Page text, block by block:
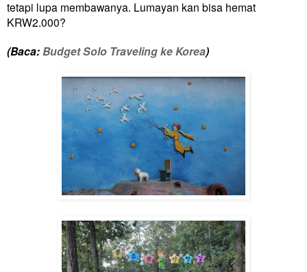
tetapi lupa membawanya. Lumayan kan bisa hemat
KRW2.000?
(Baca:Budget Solo Traveling ke Korea)